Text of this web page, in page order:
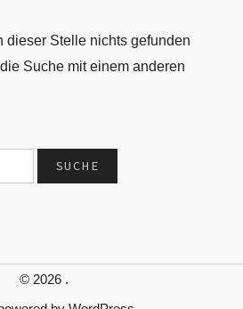
dieser Stelle nichts gefunden
Suche mit einem anderen
© 2026 .